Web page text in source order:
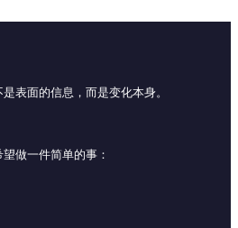
表面的信息，而是变化本身。
做一件简单的事：